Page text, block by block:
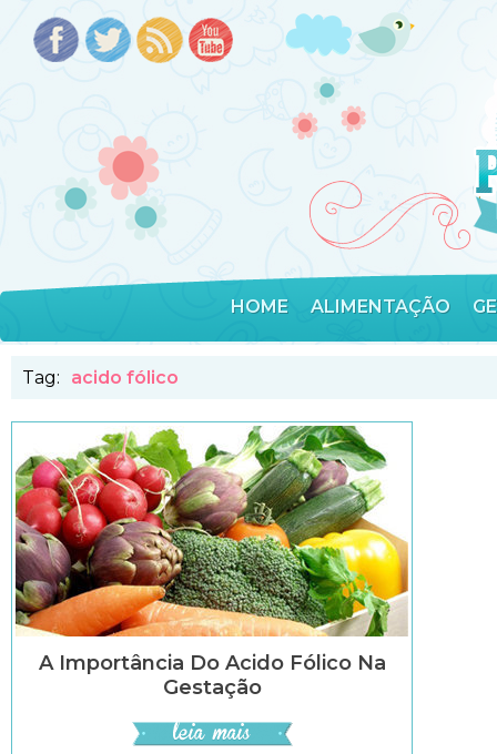
HOME ALIMENTAÇÃO
Tag: acido fólico
A Importância Do Acido Fólico Na
Gestação